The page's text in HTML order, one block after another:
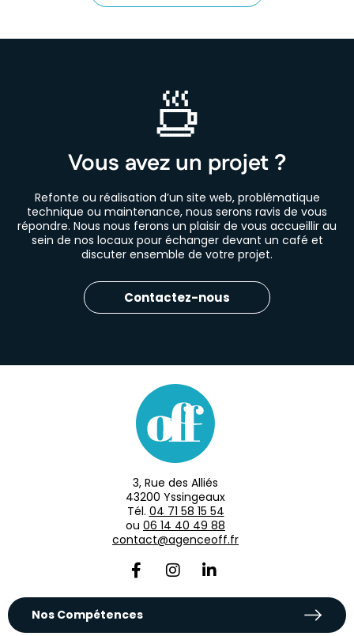
Vous avez un projet ?
Refonte ou réalisation d’un site web, problématique
technique ou maintenance, nous serons ravis de vous
répondre. Nous nous ferons un plaisir de vous accueillir au
sein de nos locaux pour échanger devant un café et
discuter ensemble de votre projet.
Contactez-nous
3, Rue des Alliés
43200 Yssingeaux
Tél. 04 71 58 15 54
ou 06 14 40 49 88
contact@agenceoff.fr
Nos Compétences